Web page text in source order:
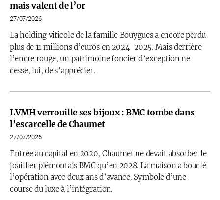
mais valent de l’or
27/07/2026
La holding viticole de la famille Bouygues a encore perdu
plus de 11 millions d’euros en 2024-2025. Mais derrière
l’encre rouge, un patrimoine foncier d’exception ne
cesse, lui, de s’apprécier.
LVMH verrouille ses bijoux : BMC tombe dans
l’escarcelle de Chaumet
27/07/2026
Entrée au capital en 2020, Chaumet ne devait absorber le
joaillier piémontais BMC qu’en 2028. La maison a bouclé
l’opération avec deux ans d’avance. Symbole d’une
course du luxe à l’intégration.